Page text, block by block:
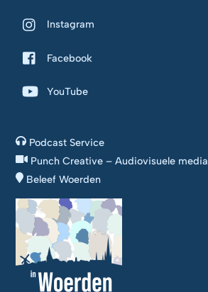
Instagram
Facebook
YouTube
Podcast Service
Punch Creative – Audiovisuele media
Beleef Woerden